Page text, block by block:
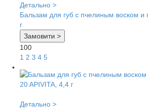
Детально >
Бальзам для губ с пчелиным воском и
г
Замовити >
100
1 2 3 4 5
Детально >